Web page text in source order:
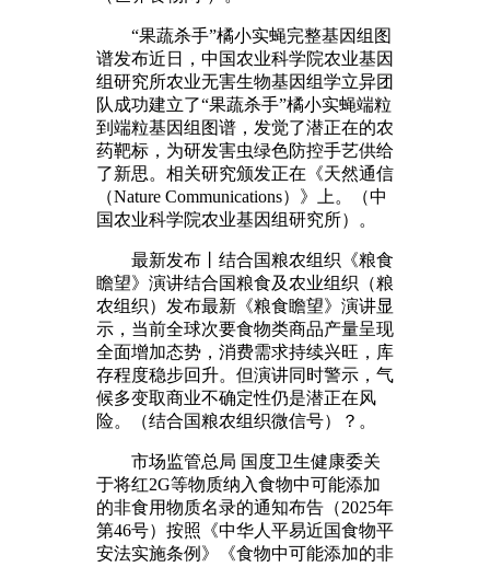
“果蔬杀手”橘小实蝇完整基因组图
谱发布近日，中国农业科学院农业基因
组研究所农业无害生物基因组学立异团
队成功建立了“果蔬杀手”橘小实蝇端粒
到端粒基因组图谱，发觉了潜正在的农
药靶标，为研发害虫绿色防控手艺供给
了新思。相关研究颁发正在《天然通信
（Nature Communications）》上。（中
国农业科学院农业基因组研究所）。
最新发布丨结合国粮农组织《粮食
瞻望》演讲结合国粮食及农业组织（粮
农组织）发布最新《粮食瞻望》演讲显
示，当前全球次要食物类商品产量呈现
全面增加态势，消费需求持续兴旺，库
存程度稳步回升。但演讲同时警示，气
候多变取商业不确定性仍是潜正在风
险。（结合国粮农组织微信号）？。
市场监管总局 国度卫生健康委关
于将红2G等物质纳入食物中可能添加
的非食用物质名录的通知布告（2025年
第46号）按照《中华人平易近国食物平
安法实施条例》《食物中可能添加的非